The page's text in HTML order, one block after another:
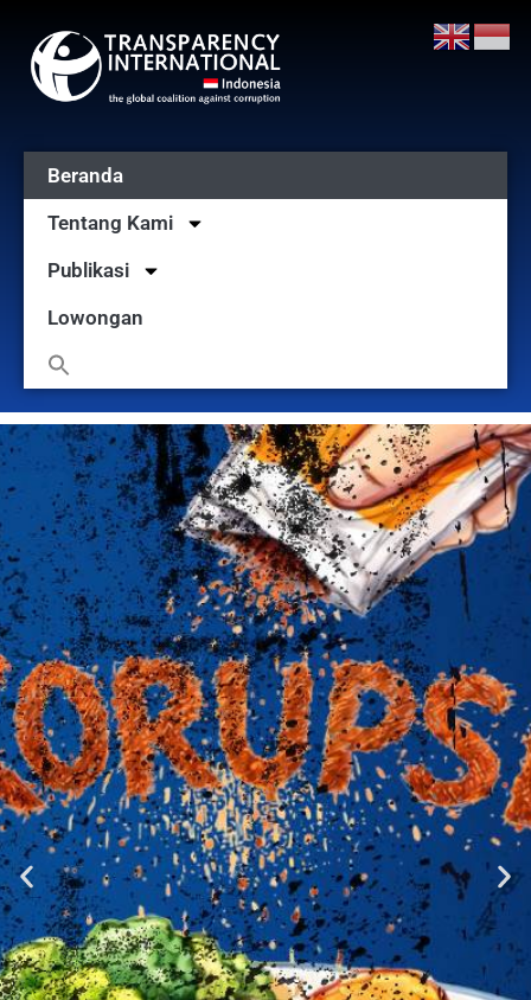
Beranda
Tentang Kami
Publikasi
Lowongan